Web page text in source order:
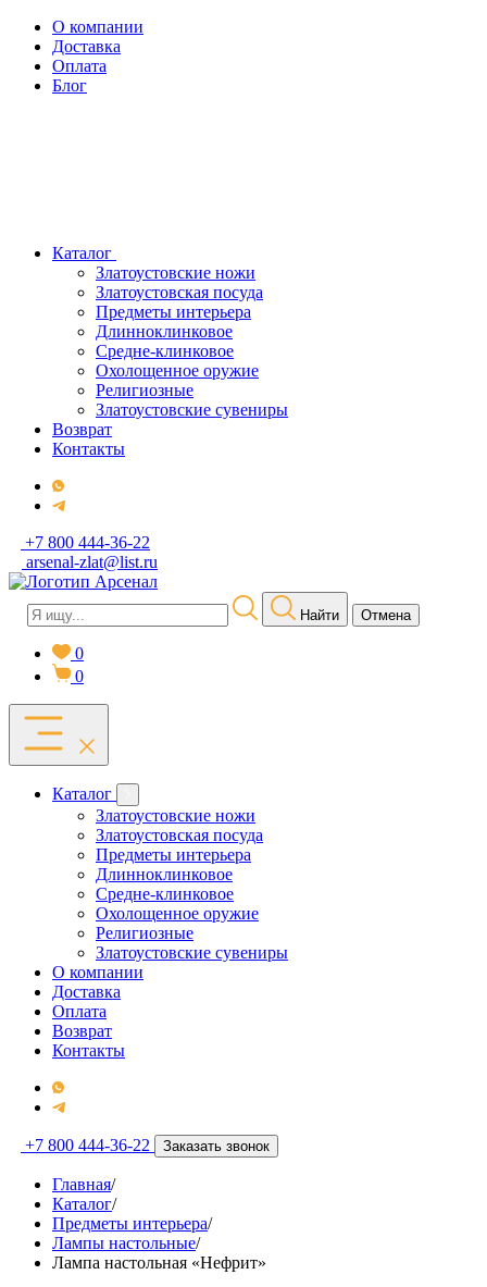
О компании
Доставка
Оплата
Блог
Каталог
Златоустовские ножи
Златоустовская посуда
Предметы интерьера
Длинноклинковое
Средне-клинковое
Охолощенное оружие
Религиозные
Златоустовские сувениры
Возврат
Контакты
+7 800 444-36-22
arsenal-zlat@list.ru
Найти Отмена
0
0
Каталог
Златоустовские ножи
Златоустовская посуда
Предметы интерьера
Длинноклинковое
Средне-клинковое
Охолощенное оружие
Религиозные
Златоустовские сувениры
О компании
Доставка
Оплата
Возврат
Контакты
+7 800 444-36-22 Заказать звонок
Главная/
Каталог/
Предметы интерьера/
Лампы настольные/
Лампа настольная «Нефрит»